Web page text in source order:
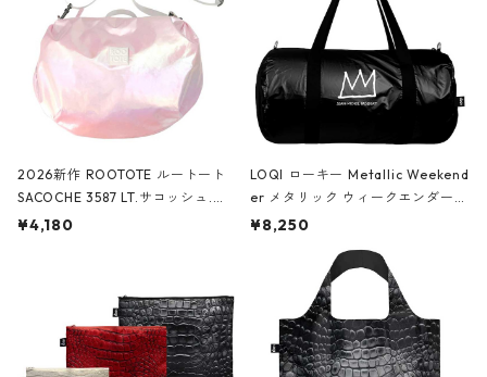
2026新作 ROOTOTE ルートート
SACOCHE 3587 LT.サコッシュ.ル
ミエ-B ショルダーバッグ グロスピ
¥4,180
LOQI ローキー Metallic Weekend
er メタリック ウィークエンダー
ボストンバッグ ショルダーバッグ
Black ジャン=ミッシェル・バスキ
ア/クラウン ブラック
¥8,250